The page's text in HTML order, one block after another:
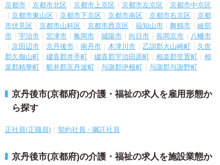
京都市 京都市北区 京都市上京区 京都市左京区
京都市中京区
京都市東山区
京都市下京区 京都市南区 京都市右京区
京都
市伏見区
京都市山科区 京都市西京区 福知山市 舞鶴市
綾部
市
宇治市 宮津市 亀岡市 城陽市 向日市 長岡京市
八幡市
京田辺市
京丹後市 南丹市 木津川市 乙訓郡大山崎町
久世
郡久御山町
綴喜郡井手町 綴喜郡宇治田原町 相楽郡笠置町
相
楽郡精華町
船井郡京丹波町 与謝郡伊根町 与謝郡与謝野町
京丹後市(京都府)の介護・福祉の求人を雇用形態か
ら探す
正社員(正職員) 契約社員・嘱託社員
京丹後市(京都府)の介護・福祉の求人を施設業態か